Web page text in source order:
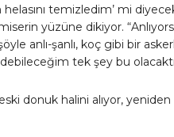
helasını temizledim’ mi
yüzüne dikiyor.
anlı-şanlı, koç gibi bir
tek şey bu
eski donuk halini alıyor,